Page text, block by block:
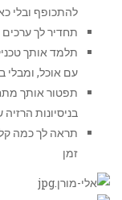
להתכופף ובלי
תחדיר לך ערכים
תלמד אותך
עם אוכל, ומבלי
תפטור אותך
בניסיונות
תראה לך כמה
זמן